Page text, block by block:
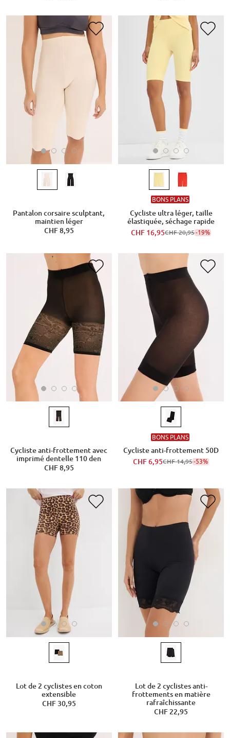
Pantalon corsaire sculptant,
maintien léger
CHF 8,95
BONS PLANS
Cycliste ultra léger, taille
élastiquée, séchage rapide
CHF 16,95CHF 20,95-19%
Cycliste anti-frottement avec
imprimé dentelle 110 den
CHF 8,95
BONS PLANS
Cycliste anti-frottement 50D
CHF 6,95CHF 14,95-53%
Lot de 2 cyclistes en coton
extensible
CHF 30,95
Lot de 2 cyclistes anti-
frottements en matière
rafraîchissante
CHF 22,95